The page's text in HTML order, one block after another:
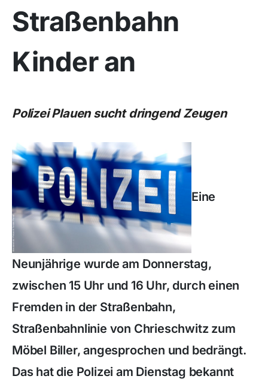
Straßenbahn
Kinder an
Polizei Plauen sucht dringend Zeugen
Eine
Neunjährige wurde am Donnerstag,
zwischen 15 Uhr und 16 Uhr, durch einen
Fremden in der Straßenbahn,
Straßenbahnlinie von Chrieschwitz zum
Möbel Biller, angesprochen und bedrängt.
Das hat die Polizei am Dienstag bekannt